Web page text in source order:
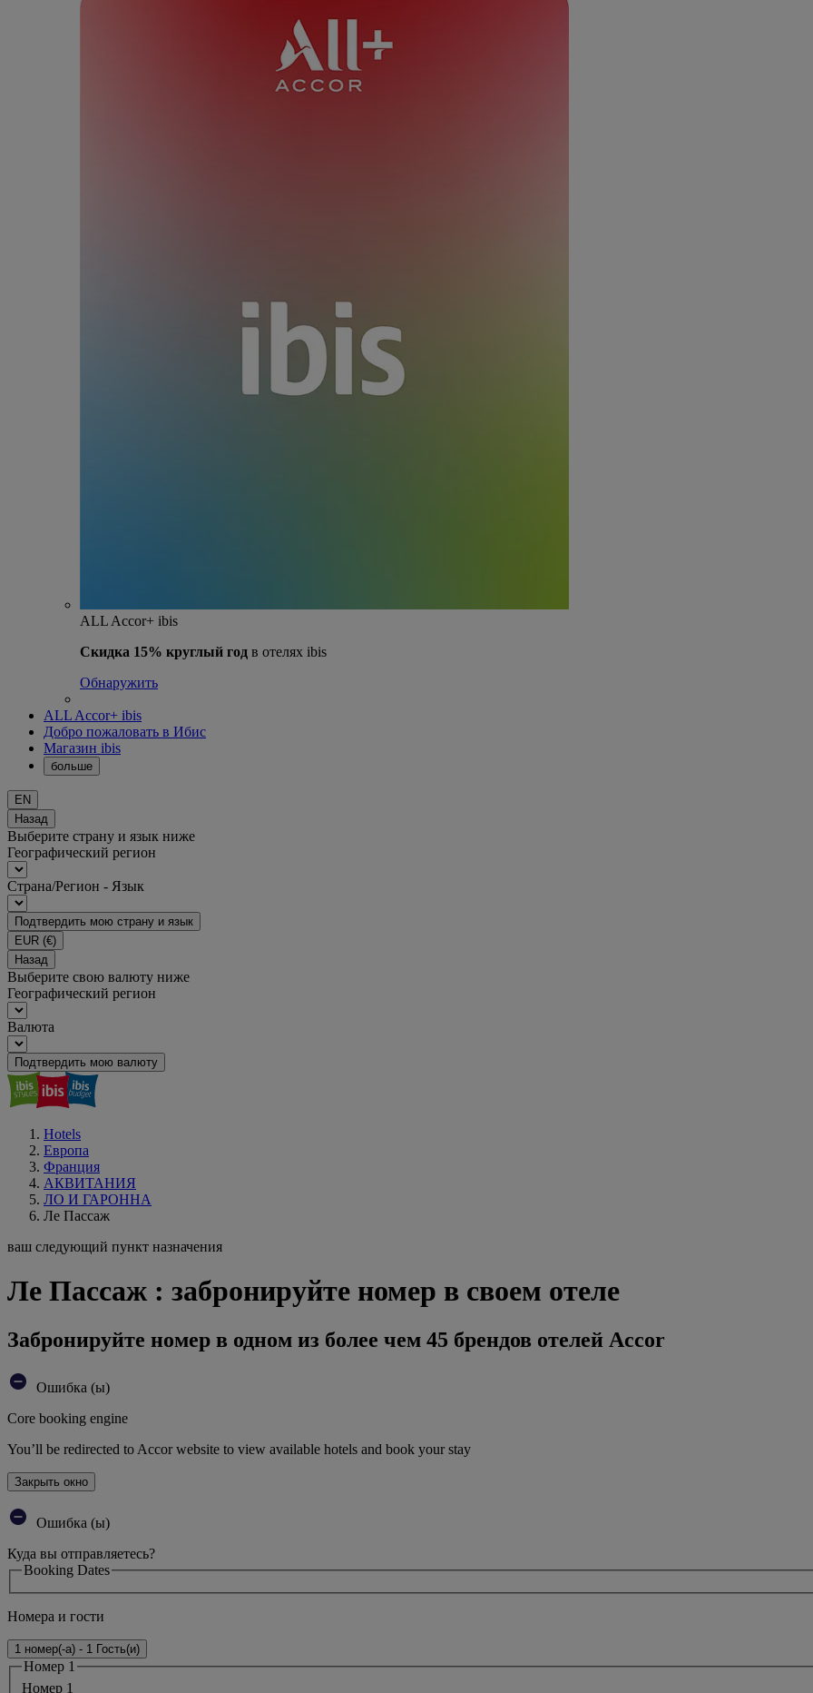
ALL Accor+ ibis
Скидка 15% круглый год в отелях ibis
Обнаружить
ALL Accor+ ibis
Добро пожаловать в Ибис
Магазин ibis
больше
EN
Назад
Выберите страну и язык ниже
Географический регион
Страна/Регион - Язык
Подтвердить мою страну и язык
EUR (€)
Назад
Выберите свою валюту ниже
Географический регион
Валюта
Подтвердить мою валюту
Hotels
Европа
Франция
АКВИТАНИЯ
ЛО И ГАРОННА
Ле Пассаж
ваш следующий пункт назначения
Ле Пассаж : забронируйте номер в своем отеле
Забронируйте номер в одном из более чем 45 брендов отелей Accor
Ошибка (ы)
Core booking engine
You’ll be redirected to Accor website to view available hotels and book your stay
Закрыть окно
Ошибка (ы)
Куда вы отправляетесь?
Booking Dates
Номера и гости
1 номер(-а) - 1 Гость(и)
Номер 1
Номер 1